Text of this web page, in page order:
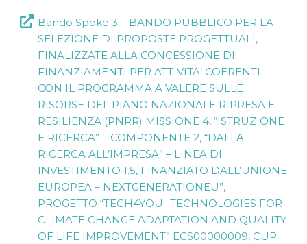
Bando Spoke 3 – BANDO PUBBLICO PER LA
SELEZIONE DI PROPOSTE PROGETTUALI,
FINALIZZATE ALLA CONCESSIONE DI
FINANZIAMENTI PER ATTIVITA’ COERENTI
CON IL PROGRAMMA A VALERE SULLE
RISORSE DEL PIANO NAZIONALE RIPRESA E
RESILIENZA (PNRR) MISSIONE 4, “ISTRUZIONE
E RICERCA” – COMPONENTE 2, “DALLA
RICERCA ALL’IMPRESA” – LINEA DI
INVESTIMENTO 1.5, FINANZIATO DALL’UNIONE
EUROPEA – NEXTGENERATIONEU”,
PROGETTO “TECH4YOU- TECHNOLOGIES FOR
CLIMATE CHANGE ADAPTATION AND QUALITY
OF LIFE IMPROVEMENT” ECS00000009, CUP